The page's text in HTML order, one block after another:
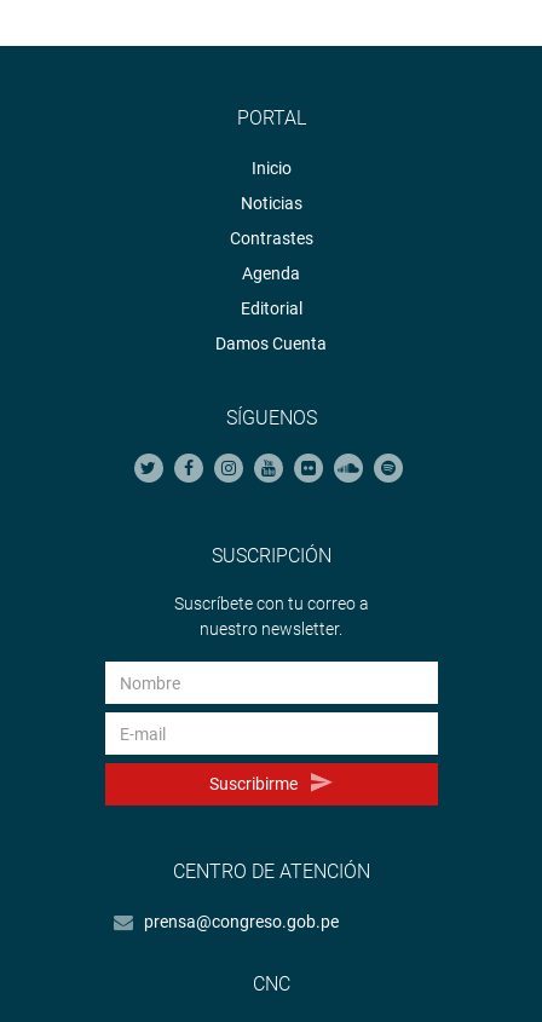
PORTAL
Inicio
Noticias
Contrastes
Agenda
Editorial
Damos Cuenta
SÍGUENOS
SUSCRIPCIÓN
Suscríbete con tu correo a
nuestro newsletter.
Suscribirme
CENTRO DE ATENCIÓN
prensa@congreso.gob.pe
CNC